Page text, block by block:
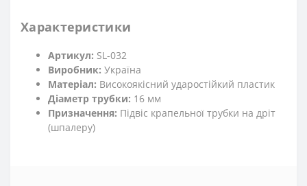
Характеристики
Артикул: SL-032
Виробник: Україна
Матеріал: Високоякісний ударостійкий пластик
Діаметр трубки: 16 мм
Призначення: Підвіс крапельної трубки на дріт
(шпалеру)